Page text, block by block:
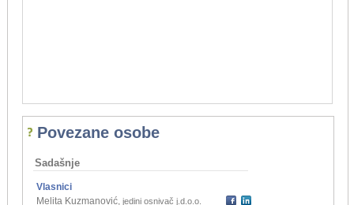
Povezane osobe
Sadašnje
Vlasnici
Melita Kuzmanović, jedini osnivač j.d.o.o.